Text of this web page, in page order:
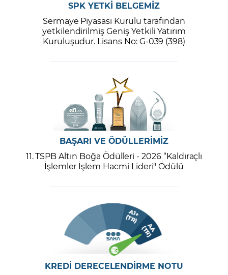
SPK YETKİ BELGEMİZ
Sermaye Piyasası Kurulu tarafından
yetkilendirilmiş Geniş Yetkili Yatırım
Kuruluşudur. Lisans No: G-039 (398)
BAŞARI VE ÖDÜLLERİMİZ
11. TSPB Altın Boğa Ödülleri - 2026 “Kaldıraçlı
İşlemler İşlem Hacmi Lideri" Ödülü
KREDİ DERECELENDİRME NOTU